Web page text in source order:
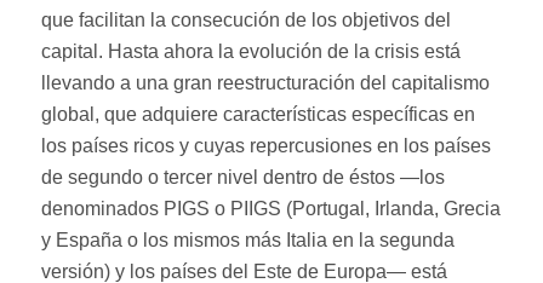
que facilitan la consecución de los objetivos del
capital. Hasta ahora la evolución de la crisis está
llevando a una gran reestructuración del capitalismo
global, que adquiere características específicas en
los países ricos y cuyas repercusiones en los países
de segundo o tercer nivel dentro de éstos —los
denominados PIGS o PIIGS (Portugal, Irlanda, Grecia
y España o los mismos más Italia en la segunda
versión) y los países del Este de Europa— está